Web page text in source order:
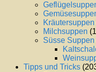
Kräutersuppen
Milchsuppen
Süsse Suppen
Tipps und Tricks